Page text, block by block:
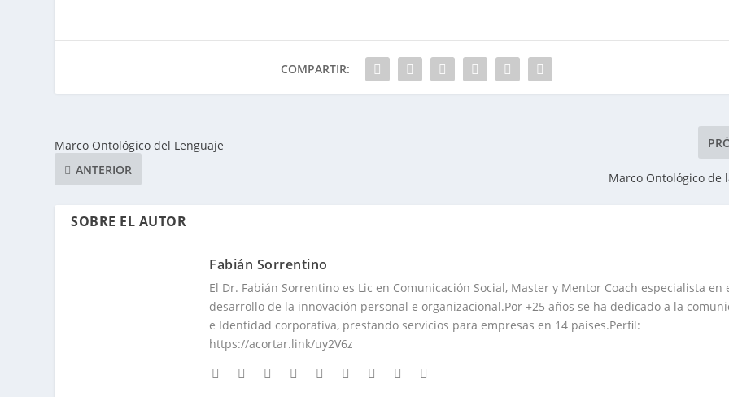
COMPARTIR:
Marco Ontológico del Lenguaje
ANTERIOR
Marco Ontológico de
SOBRE EL AUTOR
Fabián Sorrentino
El Dr. Fabián Sorrentino es Lic en Comunicación Social, Master y Mentor Coach especialista en
desarrollo de la innovación personal e organizacional.Por +25 años se ha dedicado a la
e Identidad corporativa, prestando servicios para empresas en 14 paises.Perfil:
https://acortar.link/uy2V6z